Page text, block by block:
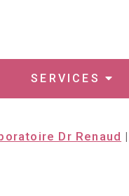
SERVICES
Dr Renaud |